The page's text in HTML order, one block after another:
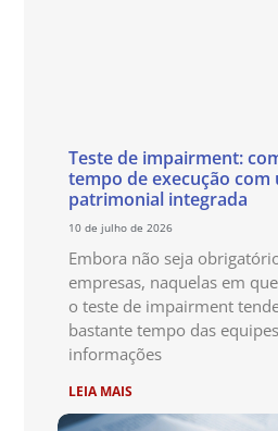
Teste de impairment:
tempo de execução com
patrimonial integrada
10 de julho de 2026
Embora não seja
empresas, naquelas em
o teste de impairment
bastante tempo das
informações
LEIA MAIS